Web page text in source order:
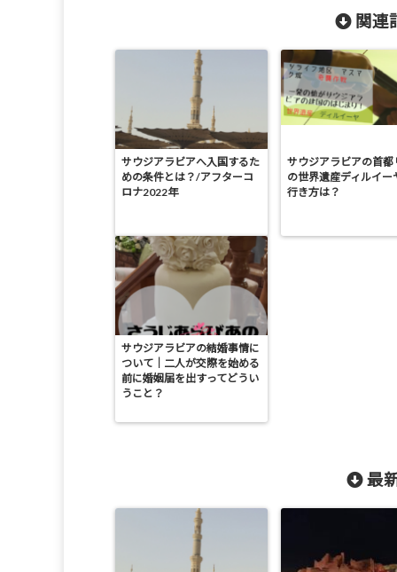
関連
サウジアラビアへ入国するた
めの条件とは？/アフターコ
ロナ2022年
サウジアラビアの首都
の世界遺産ディルイー
行き方は？
サウジアラビアの結婚事情に
ついて｜二人が交際を始める
前に婚姻届を出すってどうい
うこと？
最